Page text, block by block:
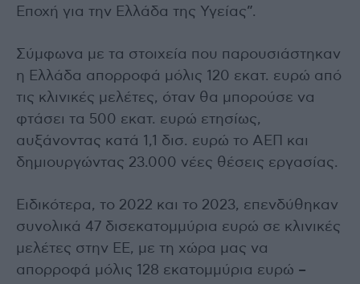
Εποχή για την Ελλάδα της Υγείας”.
Σύμφωνα με τα στοιχεία που παρουσιάστηκαν
η Ελλάδα απορροφά μόλις 120 εκατ. ευρώ από
τις κλινικές μελέτες, όταν θα μπορούσε να
φτάσει τα 500 εκατ. ευρώ ετησίως,
αυξάνοντας κατά 1,1 δισ. ευρώ το ΑΕΠ και
δημιουργώντας 23.000 νέες θέσεις εργασίας.
Ειδικότερα, το 2022 και το 2023, επενδύθηκαν
συνολικά 47 δισεκατομμύρια ευρώ σε κλινικές
μελέτες στην ΕΕ, με τη χώρα μας να
απορροφά μόλις 128 εκατομμύρια ευρώ –